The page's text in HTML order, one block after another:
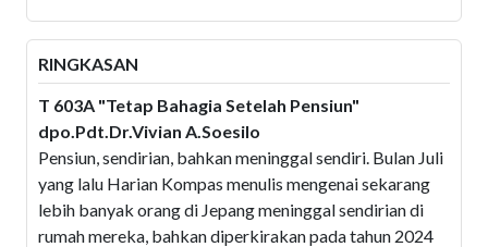
RINGKASAN
T 603A "Tetap Bahagia Setelah Pensiun"
dpo.Pdt.Dr.Vivian A.Soesilo
Pensiun, sendirian, bahkan meninggal sendiri. Bulan Juli
yang lalu Harian Kompas menulis mengenai sekarang
lebih banyak orang di Jepang meninggal sendirian di
rumah mereka, bahkan diperkirakan pada tahun 2024